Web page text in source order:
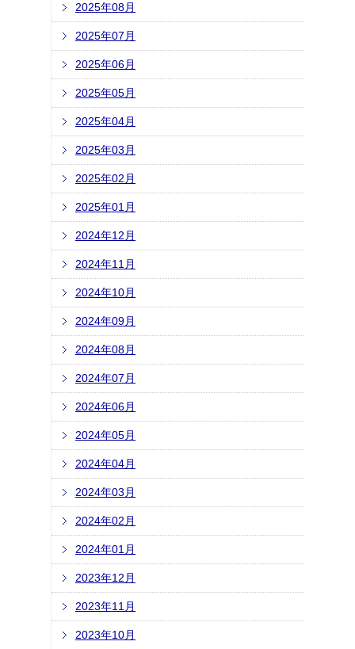
2025年08月
2025年07月
2025年06月
2025年05月
2025年04月
2025年03月
2025年02月
2025年01月
2024年12月
2024年11月
2024年10月
2024年09月
2024年08月
2024年07月
2024年06月
2024年05月
2024年04月
2024年03月
2024年02月
2024年01月
2023年12月
2023年11月
2023年10月